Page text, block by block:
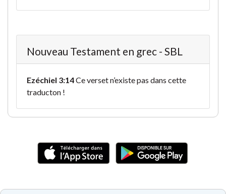
Nouveau Testament en grec - SBL
Ezéchiel 3:14Ce verset n’existe pas dans cette
traducton !